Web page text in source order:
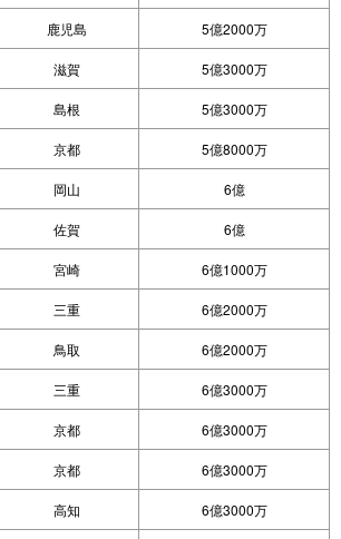
鹿児島 5億2000万
滋賀 5億3000万
島根 5億3000万
京都 5億8000万
岡山 6億
佐賀 6億
宮崎 6億1000万
三重 6億2000万
鳥取 6億2000万
三重 6億3000万
京都 6億3000万
京都 6億3000万
高知 6億3000万